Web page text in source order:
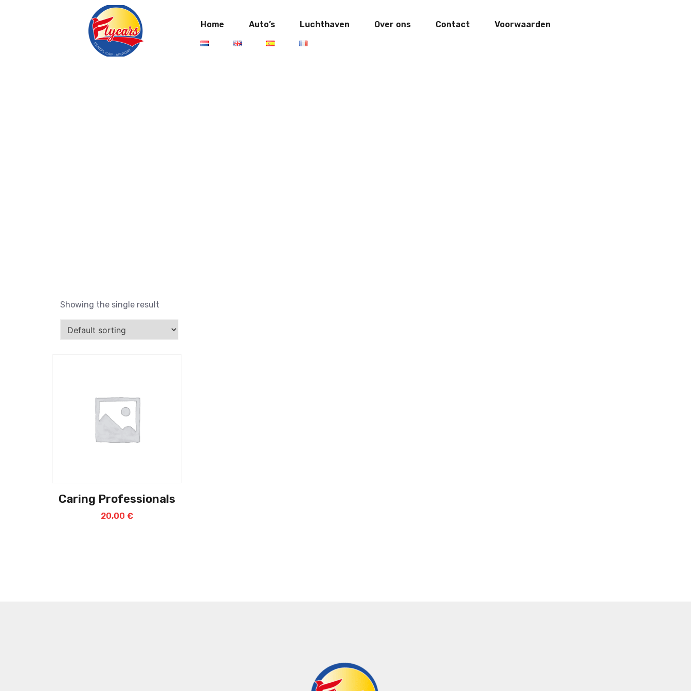
Home Auto’s Luchthaven Over ons Contact Voorwaarden
Showing the single result
Caring Professionals
20,00€